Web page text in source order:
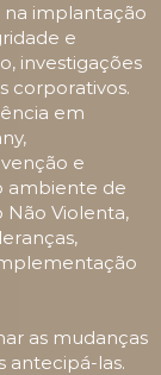
na implantação
e
investigações
corporativos.
em
e
ambiente de
Não Violenta,
as mudanças
antecipá-las.